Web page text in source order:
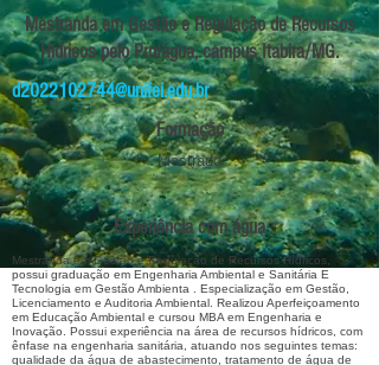
Mestranda em Gestão e Regulação de Recursos
Hídricos pelo Profágua, campus Itabira/MG.
d2022102744@unifei.edu.br
Formação
Mestrado
Experiência com água
Mestranda em Gestão e Regulação de Recursos Hídricos,
possui graduação em Engenharia Ambiental e Sanitária E
Tecnologia em Gestão Ambienta . Especialização em Gestão,
Licenciamento e Auditoria Ambiental. Realizou Aperfeiçoamento
em Educação Ambiental e cursou MBA em Engenharia e
Inovação. Possui experiência na área de recursos hídricos, com
ênfase na engenharia sanitária, atuando nos seguintes temas:
qualidade da água de abastecimento, tratamento de água de